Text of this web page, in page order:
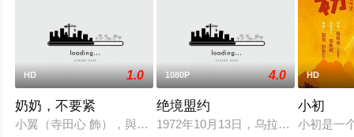
HD 1.0
奶奶，不要紧
小翼（寺田心 飾），與即將過七十七歲生日的阿嬤、爸爸、媽
1080P 4.0
绝境盟约
1972年10月13日，乌拉圭空军571号
HD
小初
小初是一